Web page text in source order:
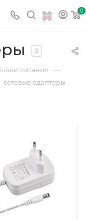
0
2
питания —
сетевые адаптеры